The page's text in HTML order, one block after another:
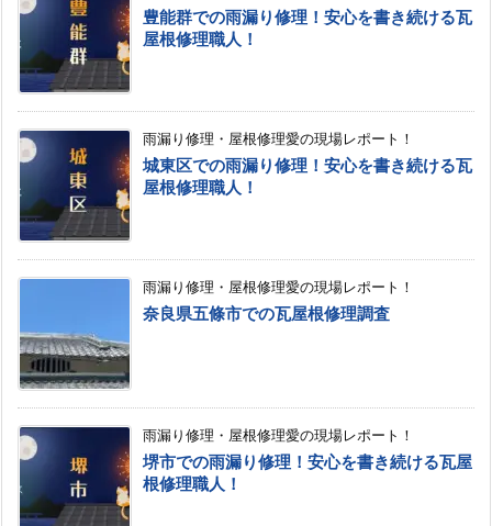
豊能群での雨漏り修理！安心を書き続ける瓦
屋根修理職人！
雨漏り修理・屋根修理愛の現場レポート！
城東区での雨漏り修理！安心を書き続ける瓦
屋根修理職人！
雨漏り修理・屋根修理愛の現場レポート！
奈良県五條市での瓦屋根修理調査
雨漏り修理・屋根修理愛の現場レポート！
堺市での雨漏り修理！安心を書き続ける瓦屋
根修理職人！